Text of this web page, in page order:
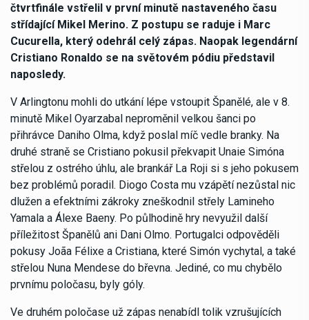
čtvrtfinále vstřelil v první minutě nastaveného času
střídající Mikel Merino. Z postupu se raduje i Marc
Cucurella, který odehrál celý zápas. Naopak legendární
Cristiano Ronaldo se na světovém pódiu představil
naposledy.
V Arlingtonu mohli do utkání lépe vstoupit Španělé, ale v 8.
minutě Mikel Oyarzabal neproměnil velkou šanci po
přihrávce Daniho Olma, když poslal míč vedle branky. Na
druhé straně se Cristiano pokusil překvapit Unaie Simóna
střelou z ostrého úhlu, ale brankář La Roji si s jeho pokusem
bez problémů poradil. Diogo Costa mu vzápětí nezůstal nic
dlužen a efektními zákroky zneškodnil střely Lamineho
Yamala a Álexe Baeny. Po půlhodině hry nevyužil další
příležitost Španělů ani Dani Olmo. Portugalci odpověděli
pokusy Joãa Félixe a Cristiana, které Simón vychytal, a také
střelou Nuna Mendese do břevna. Jediné, co mu chybělo
prvnímu poločasu, byly góly.
Ve druhém poločase už zápas nenabídl tolik vzrušujících